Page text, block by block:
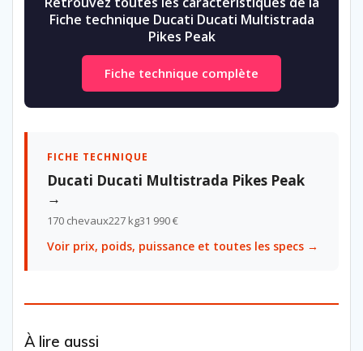
Fiche technique Ducati Ducati Multistrada
Pikes Peak
Fiche technique complète
FICHE TECHNIQUE
Ducati Ducati Multistrada Pikes Peak
→
170 chevaux227 kg31 990 €
Voir prix, poids, puissance et toutes les specs →
À lire aussi